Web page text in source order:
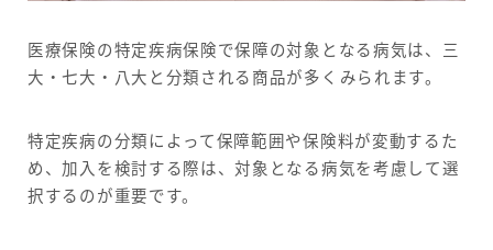
医療保険の特定疾病保険で保障の対象となる病気は、三
大・七大・八大と分類される商品が多くみられます。
特定疾病の分類によって保障範囲や保険料が変動するた
め、加入を検討する際は、対象となる病気を考慮して選
択するのが重要です。